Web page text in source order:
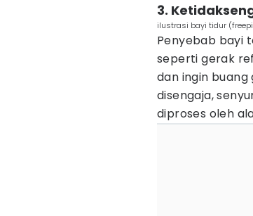
3.
ilustrasi bayi tidur
Penyebab bayi
seperti gerak
dan ingin
disengaja,
diproses oleh